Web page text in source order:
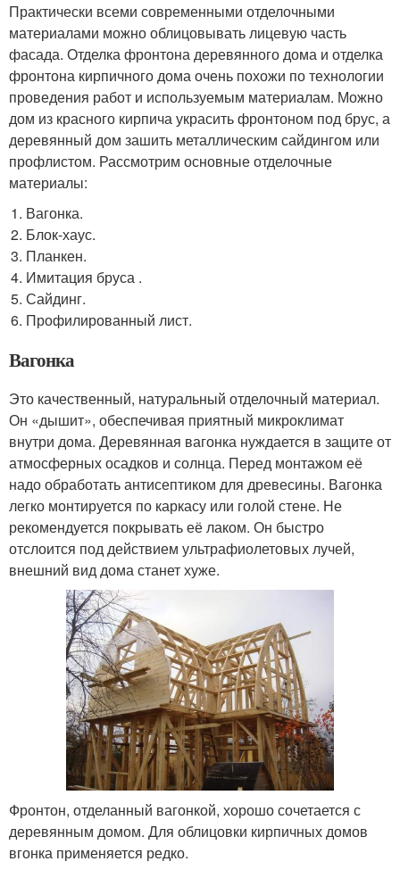
Практически всеми современными отделочными
материалами можно облицовывать лицевую часть
фасада. Отделка фронтона деревянного дома и отделка
фронтона кирпичного дома очень похожи по технологии
проведения работ и используемым материалам. Можно
дом из красного кирпича украсить фронтоном под брус, а
деревянный дом зашить металлическим сайдингом или
профлистом. Рассмотрим основные отделочные
материалы:
Вагонка.
Блок-хаус.
Планкен.
Имитация бруса .
Сайдинг.
Профилированный лист.
Вагонка
Это качественный, натуральный отделочный материал.
Он «дышит», обеспечивая приятный микроклимат
внутри дома. Деревянная вагонка нуждается в защите от
атмосферных осадков и солнца. Перед монтажом её
надо обработать антисептиком для древесины. Вагонка
легко монтируется по каркасу или голой стене. Не
рекомендуется покрывать её лаком. Он быстро
отслоится под действием ультрафиолетовых лучей,
внешний вид дома станет хуже.
Фронтон, отделанный вагонкой, хорошо сочетается с
деревянным домом. Для облицовки кирпичных домов
вгонка применяется редко.